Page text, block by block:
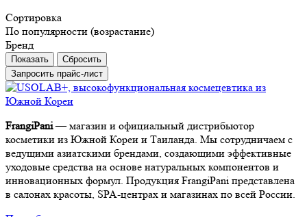
Сортировка
По популярности (возрастание)
Бренд
Сбросить
Запросить прайс-лист
FrangiPani— магазин и официальный дистрибьютор
косметики из Южной Кореи и Таиланда. Мы сотрудничаем с
ведущими азиатскими брендами, создающими эффективные
уходовые средства на основе натуральных компонентов и
инновационных формул. Продукция FrangiPani представлена
в салонах красоты, SPA-центрах и магазинах по всей России.